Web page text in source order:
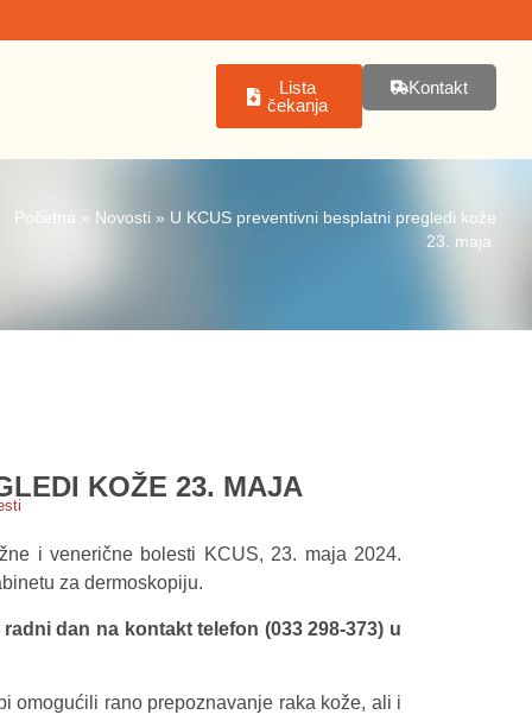
Lista
čekanja
Kontakt
Početna » Novosti » U KCUS preventivni besplatni pregledi kože
23. maja
KOŽE 23. MAJA
i venerične bolesti KCUS, 23. maja 2024.
za dermoskopiju.
dan na kontakt telefon (033 298-373) u
omogućili rano prepoznavanje raka kože, ali i